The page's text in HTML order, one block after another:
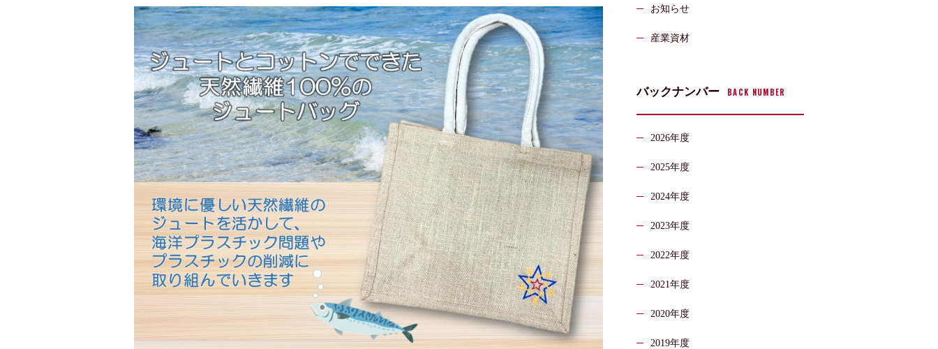
お知らせ
産業資材
バックナンバー BACK NUMBER
2026年度
2025年度
2024年度
2023年度
2022年度
2021年度
2020年度
2019年度